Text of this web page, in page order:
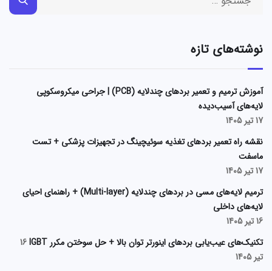
نوشته‌های تازه
آموزش ترمیم و تعمیر بردهای چندلایه (PCB) | جراحی میکروسکوپی
لایه‌های آسیب‌دیده
17 تیر 1405
نقشه راه تعمیر بردهای تغذیه سوئیچینگ در تجهیزات پزشکی + تست
ماسفت
17 تیر 1405
ترمیم لایه‌های مسی در بردهای چندلایه (Multi-layer) + راهنمای احیای
لایه‌های داخلی
16 تیر 1405
تکنیک‌های عیب‌یابی بردهای اینورتر توان بالا + حل سوختن مکرر IGBT
16
تیر 1405